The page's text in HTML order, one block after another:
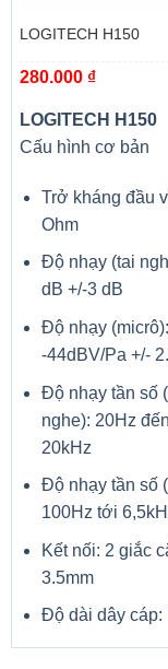
đảm bảo hiệu
LOGITECH H150
280.000 ₫
LOGITECH H150
Cấu hình cơ bản
Trở kháng đầu
Ohm
Độ nhạy (tai
dB +/-3 dB
Độ nhạy (micrô):
-44dBV/Pa +/-
Độ nhạy tần số
nghe): 20Hz đến
20kHz
Độ nhạy tần số
100Hz tới
Kết nối: 2 giắc
3.5mm
Độ dài dây cáp: